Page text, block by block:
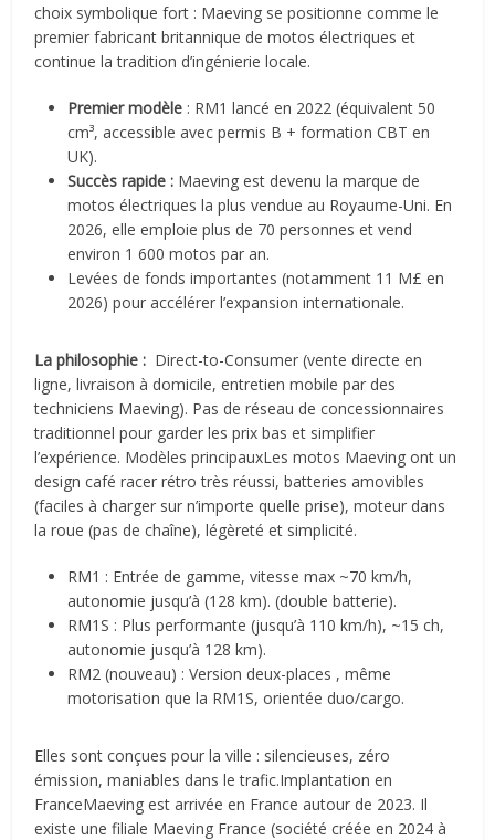
choix symbolique fort : Maeving se positionne comme le
premier fabricant britannique de motos électriques et
continue la tradition d’ingénierie locale.
Premier modèle : RM1 lancé en 2022 (équivalent 50
cm³, accessible avec permis B + formation CBT en
UK).
Succès rapide : Maeving est devenu lamarque de
motos électriques la plus vendue au Royaume-Uni. En
2026, elle emploie plus de 70 personnes et vend
environ 1 600 motos par an.
Levées de fonds importantes (notamment 11 M£ en
2026) pour accélérer l’expansion internationale.
La philosophie : Direct-to-Consumer (vente directe en
ligne, livraison à domicile, entretien mobile par des
techniciens Maeving). Pas de réseau de concessionnaires
traditionnel pour garder les prix bas et simplifier
l’expérience. Modèles principauxLes motos Maeving ont un
designcafé racer rétro très réussi, batteries amovibles
(faciles à charger sur n’importe quelle prise), moteur dans
la roue (pas de chaîne), légèreté et simplicité.
RM1 : Entrée de gamme, vitesse max ~70 km/h,
autonomie jusqu’à (128 km). (double batterie).
RM1S : Plus performante (jusqu’à 110 km/h), ~15 ch,
autonomie jusqu’à 128 km).
RM2 (nouveau) : Version deux-places , même
motorisation que la RM1S, orientée duo/cargo.
Elles sont conçues pour la ville : silencieuses, zéro
émission, maniables dans le trafic.Implantation en
FranceMaeving est arrivée en France autour de 2023. Il
existe une filiale Maeving France (société créée en 2024 à